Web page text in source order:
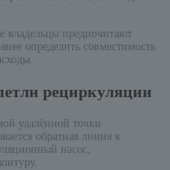
владельцы предпочитают
определить совместимость
рециркуляции
удалённой точки
обратная линия к
насос,